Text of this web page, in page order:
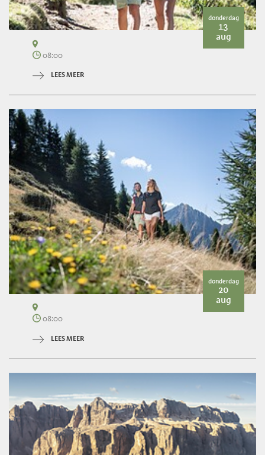
donderdag
13
aug
08:00
LEES MEER
donderdag
20
aug
08:00
LEES MEER